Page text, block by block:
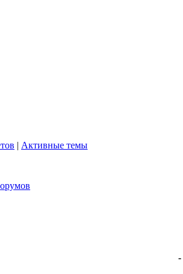
| Активные темы
-